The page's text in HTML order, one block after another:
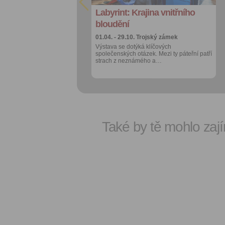
Labyrint: Krajina vnitřního
bloudění
01.04. - 29.10. Trojský zámek
Výstava se dotýká klíčových
společenských otázek. Mezi ty páteřní patří
strach z neznámého a…
Více výhod pro
přihlášené
Labyrint: Krajina vnitřního
bloudění
01.04. - 29.10. Trojský zámek
Výstava se dotýká klíčových
společenských otázek. Mezi ty páteřní patří
strach z neznámého a…
Více výhod pro
přihlášené
Také by tě mohlo